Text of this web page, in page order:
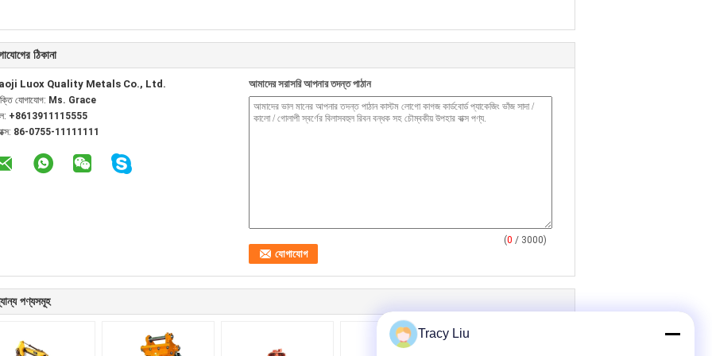
ঠিকানা
Luox Quality Metals Co., Ltd.
যোগাযোগ: Ms. Grace
+8613911115555
86-0755-11111111
আমাদের সরাসরি আপনার তদন্ত পাঠান
(0 / 3000)
পণ্যসমূহ
Tracy Liu